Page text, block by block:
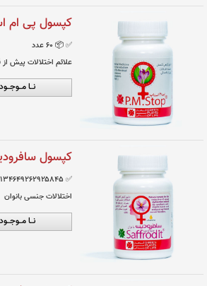
قرص جلبک اسپیرولینا
✅📦 ۶٠ عدد
کمک به سلامت عمومی بدن
کپسول پی ام استاپ
✅📦 ۶٠ عدد